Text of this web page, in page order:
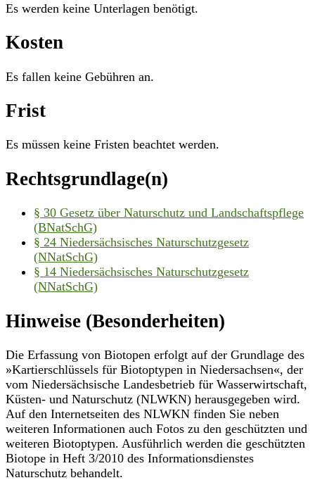
Es werden keine Unterlagen benötigt.
Kosten
Es fallen keine Gebühren an.
Frist
Es müssen keine Fristen beachtet werden.
Rechtsgrundlage(n)
§ 30 Gesetz über Naturschutz und Landschaftspflege
(BNatSchG)
§ 24 Niedersächsisches Naturschutzgesetz
(NNatSchG)
§ 14 Niedersächsisches Naturschutzgesetz
(NNatSchG)
Hinweise (Besonderheiten)
Die Erfassung von Biotopen erfolgt auf der Grundlage des
»Kartierschlüssels für Biotoptypen in Niedersachsen«, der
vom Niedersächsische Landesbetrieb für Wasserwirtschaft,
Küsten- und Naturschutz (NLWKN) herausgegeben wird.
Auf den Internetseiten des NLWKN finden Sie neben
weiteren Informationen auch Fotos zu den geschützten und
weiteren Biotoptypen. Ausführlich werden die geschützten
Biotope in Heft 3/2010 des Informationsdienstes
Naturschutz behandelt.